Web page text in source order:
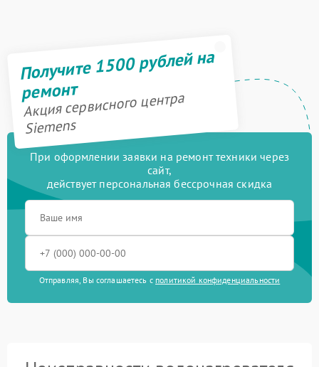
Получите 1500 рублей на
ремонт
Акция сервисного центра
Siemens
При оформлении заявки на ремонт техники через
сайт,
действует персональная бессрочная скидка
Отправляя, Вы соглашаетесь с политикой конфиденциальности